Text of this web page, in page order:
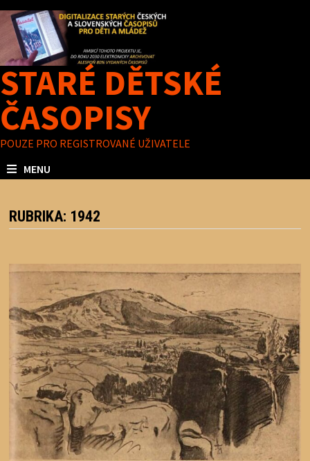
Skip
to
content
STARÉ DĚTSKÉ
ČASOPISY
POUZE PRO REGISTROVANÉ UŽIVATELE
MENU
RUBRIKA: 1942